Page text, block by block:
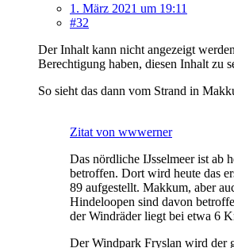
1. März 2021 um 19:11
#32
Der Inhalt kann nicht angezeigt
Berechtigung haben, diesen Inhalt zu
So sieht das dann vom Strand in
Zitat von wwwerner
Das nördliche IJsselmeer ist ab
betroffen. Dort wird heute das
89 aufgestellt. Makkum, aber
Hindeloopen sind davon
der Windräder liegt bei etwa 6
Der Windpark Fryslan wird der